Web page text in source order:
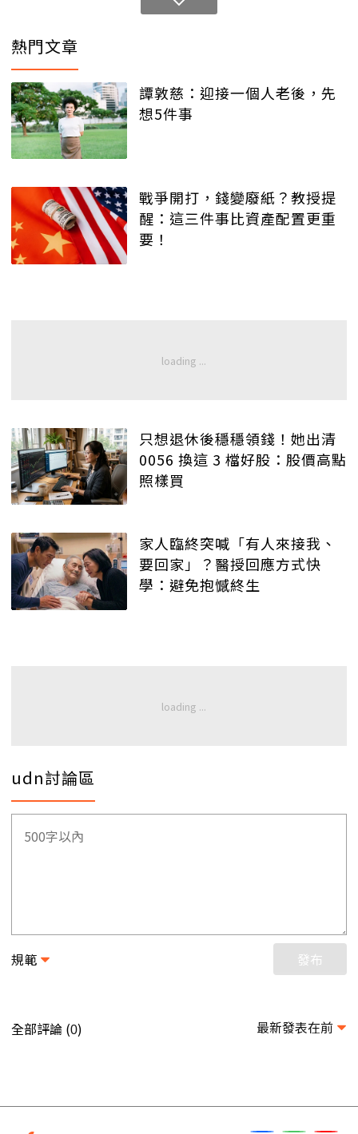
熱門文章
譚敦慈：迎接一個人老後，先
想5件事
戰爭開打，錢變廢紙？教授提
醒：這三件事比資產配置更重
要！
只想退休後穩穩領錢！她出清
0056 換這 3 檔好股：股價高點
照樣買
家人臨終突喊「有人來接我、
要回家」？醫授回應方式快
學：避免抱憾終生
udn討論區
規範 發布
全部評論 (0) 最新發表在前